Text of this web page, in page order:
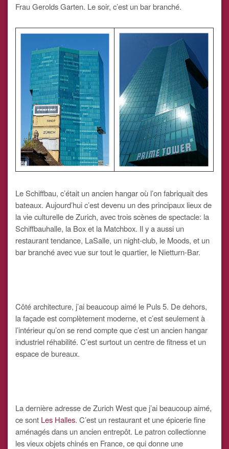
Frau Gerolds Garten. Le soir, c’est un bar branché.
Le Schiffbau, c’était un ancien hangar où l’on fabriquait des
bateaux. Aujourd’hui c’est devenu un des principaux lieux de
la vie culturelle de Zurich, avec trois scènes de spectacle: la
Schiffbauhalle, la Box et la Matchbox. Il y a aussi un
restaurant tendance, LaSalle, un night-club, le Moods, et un
bar branché avec vue sur tout le quartier, le Nietturn-Bar.
Côté architecture, j’ai beaucoup aimé le Puls 5. De dehors,
la façade est complètement moderne, et c’est seulement à
l’intérieur qu’on se rend compte que c’est un ancien hangar
industriel réhabilité. C’est surtout un centre de fitness et un
espace de bureaux.
La dernière adresse de Zurich West que j’ai beaucoup aimé,
ce sont Les Halles. C’est un restaurant et une épicerie fine
aménagés dans un ancien entrepôt. Le patron collectionne
les vieux objets chinés en France, ce qui donne une